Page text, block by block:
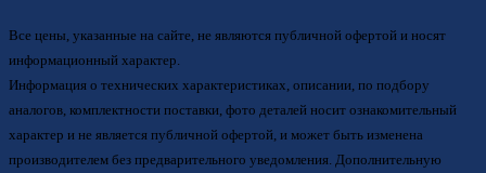
Все цены, указанные на сайте, не являются публичной офертой и носят
информационный характер.
Информация о технических характеристиках, описании, по подбору
аналогов, комплектности поставки, фото деталей носит ознакомительный
характер и не является публичной офертой, и может быть изменена
производителем без предварительного уведомления. Дополнительную